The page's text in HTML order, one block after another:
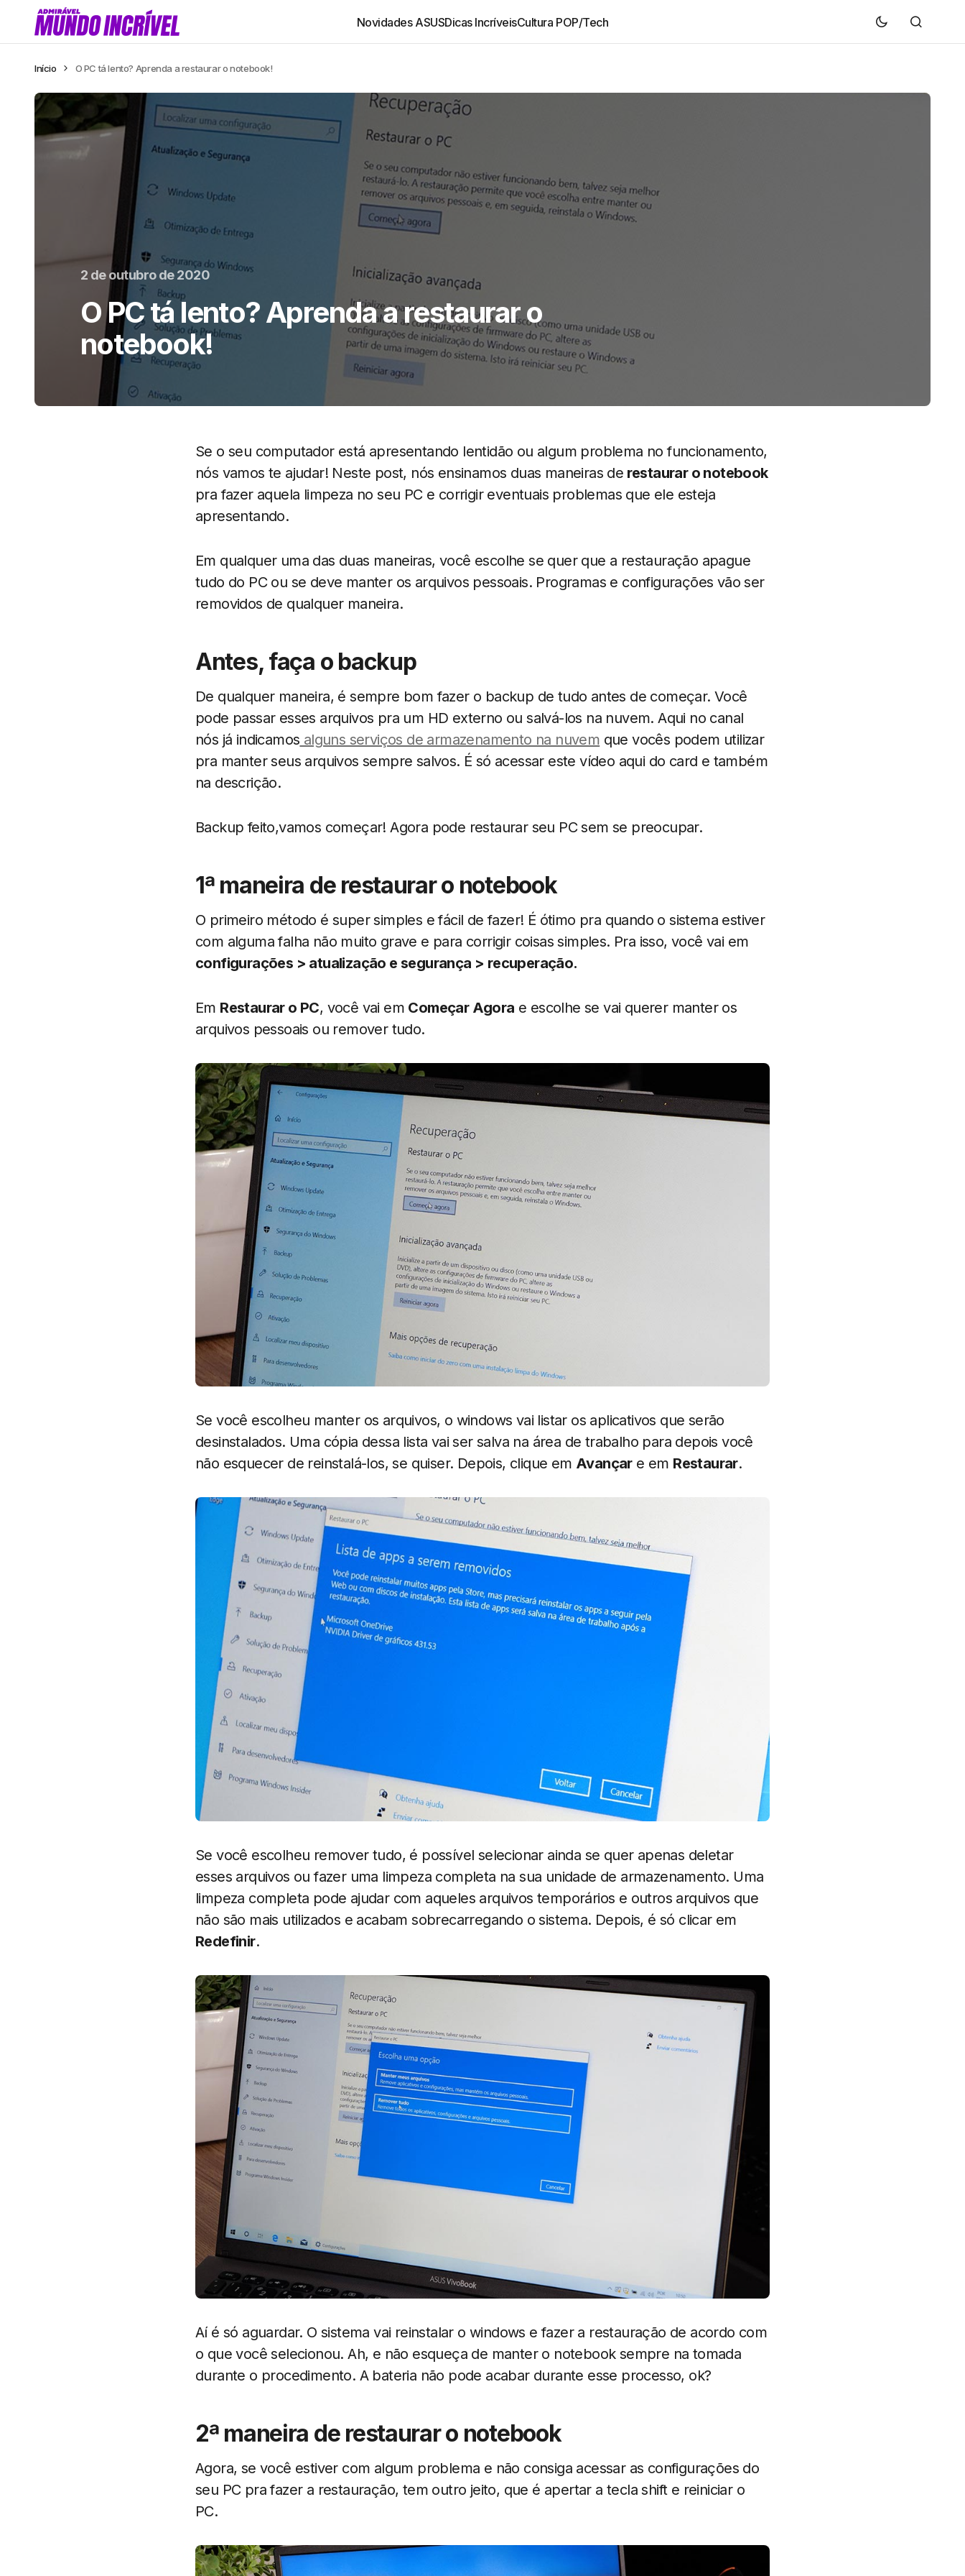
Novidades ASUSDicas IncríveisCultura POP/Tech
Início O PC tá lento? Aprenda a restaurar o notebook!
2 de outubro de 2020
O PC tá lento? Aprenda a restaurar o
notebook!
Se o seu computador está apresentando lentidão ou algum problema no funcionamento,
nós vamos te ajudar! Neste post, nós ensinamos duas maneiras de restaurar o notebook
pra fazer aquela limpeza no seu PC e corrigir eventuais problemas que ele esteja
apresentando.
Em qualquer uma das duas maneiras, você escolhe se quer que a restauração apague
tudo do PC ou se deve manter os arquivos pessoais. Programas e configurações vão ser
removidos de qualquer maneira.
Antes, faça o backup
De qualquer maneira, é sempre bom fazer o backup de tudo antes de começar. Você
pode passar esses arquivos pra um HD externo ou salvá-los na nuvem. Aqui no canal
nós já indicamos alguns serviços de armazenamento na nuvem que vocês podem utilizar
pra manter seus arquivos sempre salvos. É só acessar este vídeo aqui do card e também
na descrição.
Backup feito,vamos começar! Agora pode restaurar seu PC sem se preocupar.
1ª maneira de restaurar o notebook
O primeiro método é super simples e fácil de fazer! É ótimo pra quando o sistema estiver
com alguma falha não muito grave e para corrigir coisas simples. Pra isso, você vai em
configurações > atualização e segurança > recuperação.
Em Restaurar o PC, você vai em Começar Agora e escolhe se vai querer manter os
arquivos pessoais ou remover tudo.
Se você escolheu manter os arquivos, o windows vai listar os aplicativos que serão
desinstalados. Uma cópia dessa lista vai ser salva na área de trabalho para depois você
não esquecer de reinstalá-los, se quiser. Depois, clique em Avançare em Restaurar.
Se você escolheu remover tudo, é possível selecionar ainda se quer apenas deletar
esses arquivos ou fazer uma limpeza completa na sua unidade de armazenamento. Uma
limpeza completa pode ajudar com aqueles arquivos temporários e outros arquivos que
não são mais utilizados e acabam sobrecarregando o sistema. Depois, é só clicar em
Redefinir.
Aí é só aguardar. O sistema vai reinstalar o windows e fazer a restauração de acordo com
o que você selecionou. Ah, e não esqueça de manter o notebook sempre na tomada
durante o procedimento. A bateria não pode acabar durante esse processo, ok?
2ª maneira de restaurar o notebook
Agora, se você estiver com algum problema e não consiga acessar as configurações do
seu PC pra fazer a restauração, tem outro jeito, que é apertar a tecla shift e reiniciar o
PC.